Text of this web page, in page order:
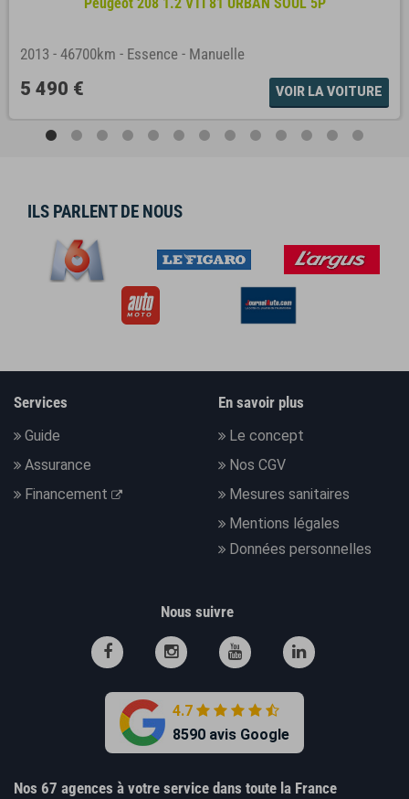
Peugeot 208 1.2 VTI 81 URBAN SOUL 5P
2013 - 46700km - Essence - Manuelle
5 490 € VOIR LA VOITURE
ILS PARLENT DE NOUS
Services
Guide
Assurance
Financement
En savoir plus
Le concept
Nos CGV
Mesures sanitaires
Mentions légales
Données personnelles
Nous suivre
4.7
8590 avis Google
Nos 67 agences à votre service dans toute la France